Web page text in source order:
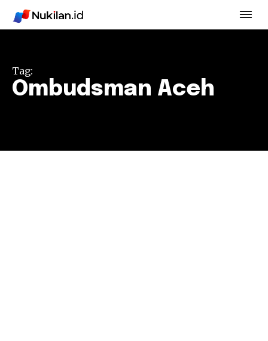
Tag:
Ombudsman Aceh